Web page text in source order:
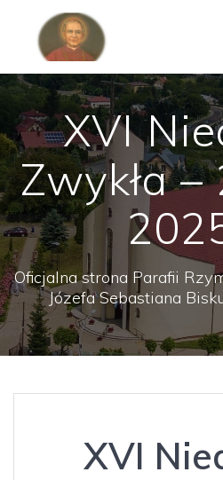
XVI
Zwykła
Oficjalna strona Parafii
Józefa Sebastiana
XVI